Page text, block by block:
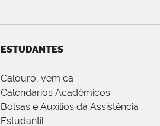
ESTUDANTES
Calouro, vem cá
Calendários Acadêmicos
Bolsas e Auxílios da Assistência
Estudantil